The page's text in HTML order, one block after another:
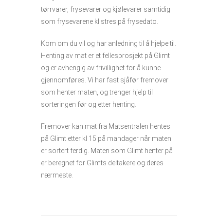
tørrvarer, frysevarer og kjølevarer samtidig
som frysevarene klistres på frysedato.
Kom om du vil og har anledning til å hjelpe til.
Henting av mat er et fellesprosjekt på Glimt
og er avhengig av frivillighet for å kunne
gjennomføres. Vi har fast sjåfør fremover
som henter maten, og trenger hjelp til
sorteringen før og etter henting.
Fremover kan mat fra Matsentralen hentes
på Glimt etter kl 15 på mandager når maten
er sortert ferdig. Maten som Glimt henter på
er beregnet for Glimts deltakere og deres
nærmeste.